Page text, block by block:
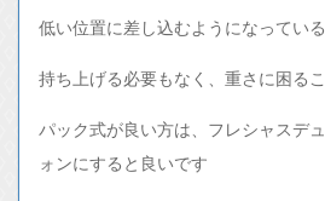
低い位置に差し込むようになっている
持ち上げる必要もなく、重さに困る
パック式が良い方は、フレシャスデ
ォンにすると良いです